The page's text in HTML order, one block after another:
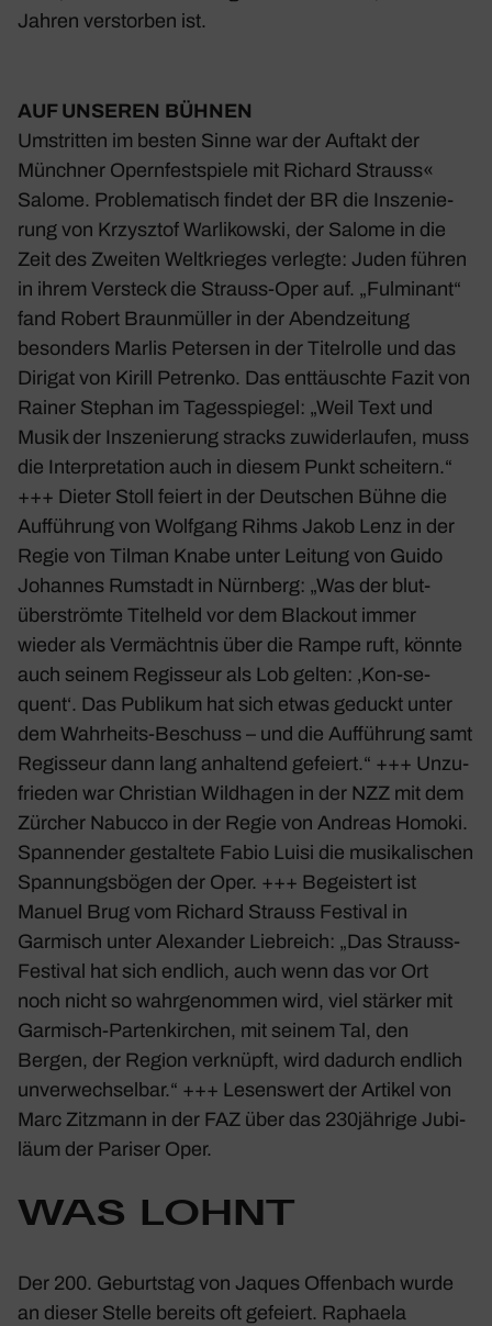
Jahren verstorben ist.
AUF UNSEREN BÜHNEN
Umstritten im besten Sinne war der Auftakt der
Münchner Opern­fest­spiele mit Richard Strauss«
Salome. Proble­ma­tisch findet der BR die Insze­nie­
rung von Krzy­sztof Warli­kowski, der Salome in die
Zeit des Zweiten Welt­krieges verlegte: Juden führen
in ihrem Versteck die Strauss-Oper auf. „Fulmi­nant“
fand Robert Braun­müller in der Abend­zei­tung
beson­ders Marlis Petersen in der Titel­rolle und das
Dirigat von Kirill Petrenko. Das enttäuschte Fazit von
Rainer Stephan im Tages­spiegel: „Weil Text und
Musik der Insze­nie­rung stracks zuwi­der­laufen, muss
die Inter­pre­ta­tion auch in diesem Punkt schei­tern.“
+++ Dieter Stoll feiert in der Deut­schen Bühne die
Auffüh­rung von Wolf­gang Rihms Jakob Lenz in der
Regie von Tilman Knabe unter Leitung von Guido
Johannes Rumstadt in Nürn­berg: „Was der blut­
über­strömte Titel­held vor dem Blackout immer
wieder als Vermächtnis über die Rampe ruft, könnte
auch seinem Regis­seur als Lob gelten: ‚Kon-se-
quent‘. Das Publikum hat sich etwas geduckt unter
dem Wahr­heits-Beschuss – und die Auffüh­rung samt
Regis­seur dann lang anhal­tend gefeiert.“ +++ Unzu­
frieden war Chris­tian Wild­hagen in der NZZ mit dem
Zürcher Nabucco in der Regie von Andreas Homoki.
Span­nender gestal­tete Fabio Luisi die musi­ka­li­schen
Span­nungs­bögen der Oper. +++ Begeis­tert ist
Manuel Brug vom Richard Strauss Festival in
Garmisch unter Alex­ander Lieb­reich: „Das Strauss-
Festival hat sich endlich, auch wenn das vor Ort
noch nicht so wahr­ge­nommen wird, viel stärker mit
Garmisch-Parten­kir­chen, mit seinem Tal, den
Bergen, der Region verknüpft, wird dadurch endlich
unver­wech­selbar.“ +++ Lesens­wert der Artikel von
Marc Zitz­mann in der FAZ über das 230jährige Jubi­
läum der Pariser Oper.
WAS LOHNT
Der 200. Geburtstag von Jaques Offen­bach wurde
an dieser Stelle bereits oft gefeiert. Raphaela